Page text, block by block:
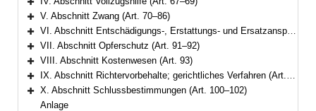
Bereich erweitern
Bereich erweitern
V. Abschnitt Zwang (Art. 70–86)
Bereich erweitern
VI. Abschnitt Entschädigungs-, Erstattungs- und Ersatzansprüche (Art. 87–90)
Bereich erweitern
VII. Abschnitt Opferschutz (Art. 91–92)
Bereich erweitern
VIII. Abschnitt Kostenwesen (Art. 93)
Bereich erweitern
IX. Abschnitt Richtervorbehalte; gerichtliches Verfahren (Art. 94–99)
Bereich erweitern
X. Abschnitt Schlussbestimmungen (Art. 100–102)
Anlage